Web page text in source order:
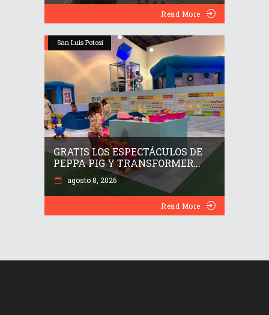
Read More
San Luis Potosí
GRATIS LOS ESPECTÁCULOS DE
PEPPA PIG Y TRANSFORMER...
agosto 8, 2026
Read More